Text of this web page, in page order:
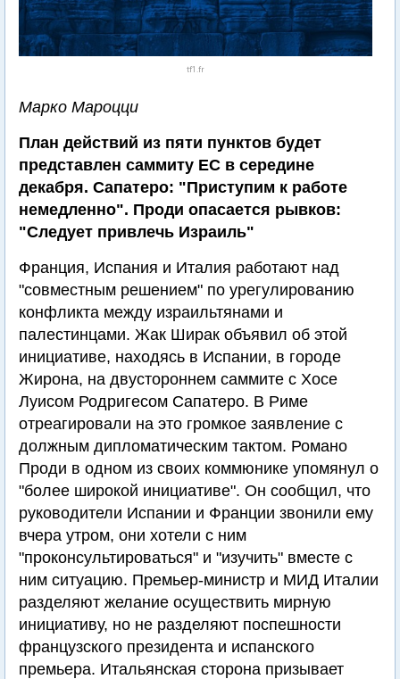
tf1.fr
Марко Мароцци
План действий из пяти пунктов будет
представлен саммиту ЕС в середине
декабря. Сапатеро: "Приступим к работе
немедленно". Проди опасается рывков:
"Следует привлечь Израиль"
Франция, Испания и Италия работают над
"совместным решением" по урегулированию
конфликта между израильтянами и
палестинцами. Жак Ширак объявил об этой
инициативе, находясь в Испании, в городе
Жирона, на двустороннем саммите с Хосе
Луисом Родригесом Сапатеро. В Риме
отреагировали на это громкое заявление с
должным дипломатическим тактом. Романо
Проди в одном из своих коммюнике упомянул о
"более широкой инициативе". Он сообщил, что
руководители Испании и Франции звонили ему
вчера утром, они хотели с ним
"проконсультироваться" и "изучить" вместе с
ним ситуацию. Премьер-министр и МИД Италии
разделяют желание осуществить мирную
инициативу, но не разделяют поспешности
французского президента и испанского
премьера. Итальянская сторона призывает